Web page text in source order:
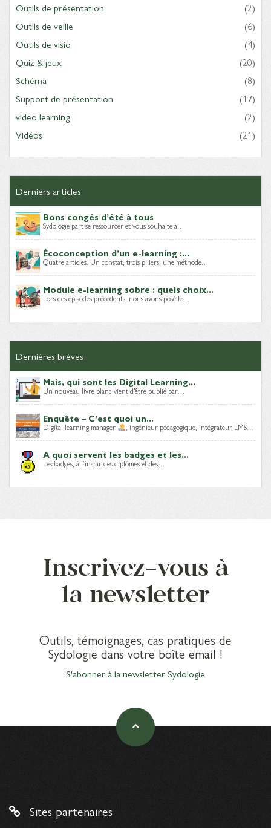
Outils de présentation
(2)
Outils de veille
(6)
Outils de visio
(4)
Quiz & jeux
(20)
Schéma
(8)
Support de présentation
(17)
video learning
(2)
Vidéos
(21)
Derniers articles
Bons congés d’été à tous
Sydologie part se ressourcer et vous souhaite à…
Écoconception d’un e-learning :...
Quatre articles. Un constat, trois piliers, une méthode…
Module e-learning sobre : quels choix...
Lors des épisodes précédents, nous avons posé le…
Dernières brèves
Mais, qui sont les Digital Learning...
Un nouveau livre blanc vient d’être publié par…
Enquête – C’est quoi un...
Digital learning manager , ingénieur pédagogique, intégrateur LMS…
A quoi servent les badges et les...
Les badges, à l’instar des diplômes et des…
Inscrivez-vous à
la newsletter
Outils, témoignages, cas pratiques de
Sydologie dans votre boîte email !
S'abonner à la newsletter Sydologie
Sites partenaires